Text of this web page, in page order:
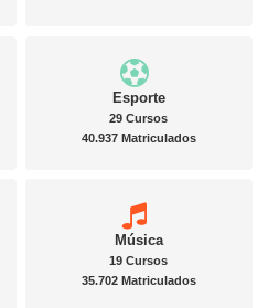
Esporte
29 Cursos
40.937 Matriculados
Música
19 Cursos
35.702 Matriculados